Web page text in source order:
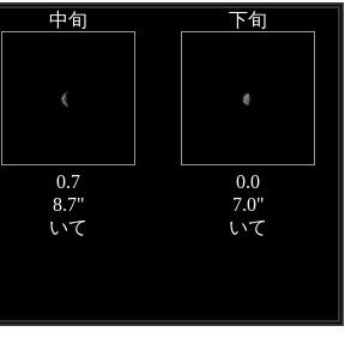
中旬 下旬
0.7
0.0
8.7"
7.0"
いて
いて